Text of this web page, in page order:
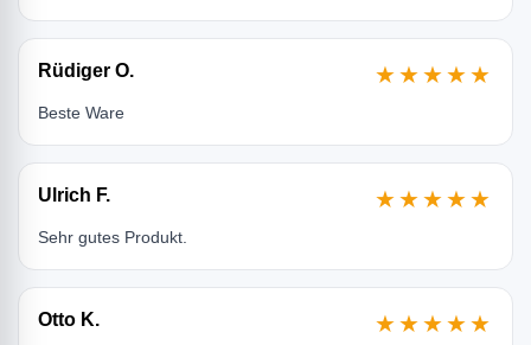
Rüdiger O. ★★★★★
Beste Ware
Ulrich F. ★★★★★
Sehr gutes Produkt.
Otto K. ★★★★★